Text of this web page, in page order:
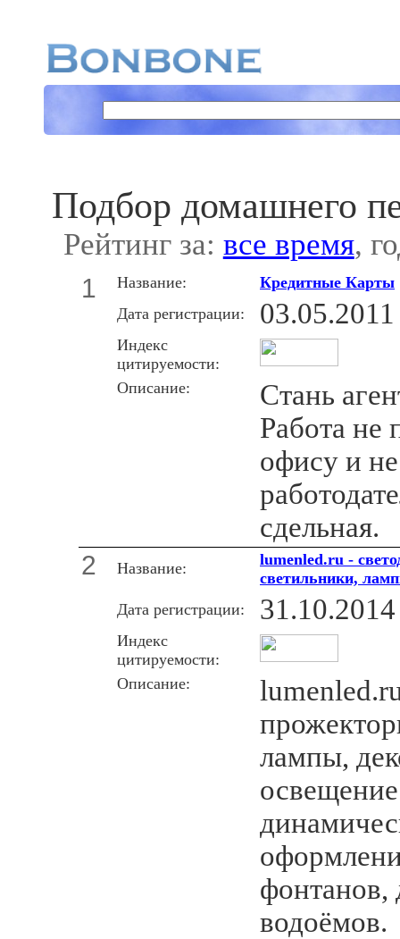
Подбор домашнего
Рейтинг за: все время,
1 Название:
Кредитные Карты
Дата регистрации:
03.05.2011
Индекс
цитируемости:
Описание:
Стань
Работа не
офису и
сдельная.
2 Название:
lumenled.ru -
светильники,
Дата регистрации:
31.10.2014
Индекс
цитируемости:
Описание:
лампы,
фонтанов,
водоёмов.